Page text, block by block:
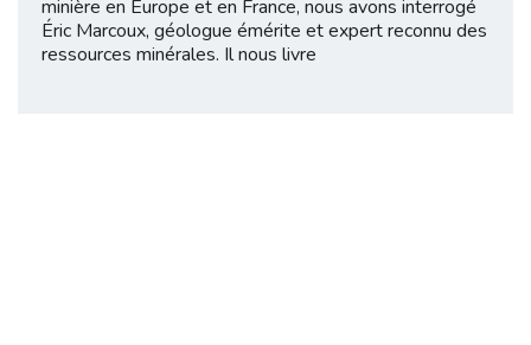
minière en Europe et en France, nous avons interrogé
Éric Marcoux, géologue émérite et expert reconnu des
ressources minérales. Il nous livre